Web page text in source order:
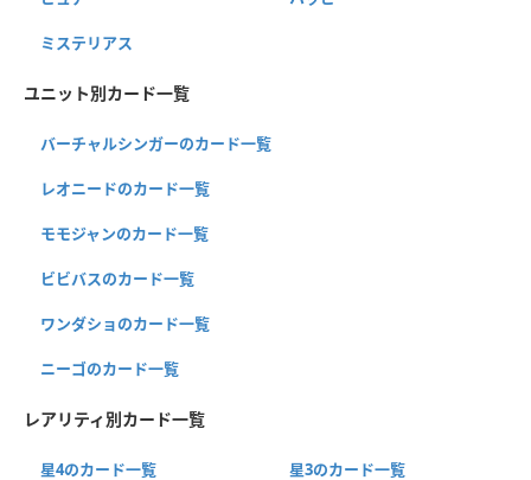
ミステリアス
ユニット別カード一覧
バーチャルシンガーのカード一覧
レオニードのカード一覧
モモジャンのカード一覧
ビビバスのカード一覧
ワンダショのカード一覧
ニーゴのカード一覧
レアリティ別カード一覧
星4のカード一覧 星3のカード一覧